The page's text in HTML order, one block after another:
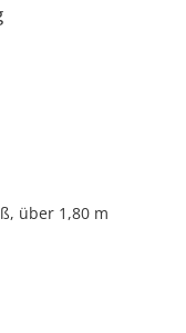
über 1,80 m